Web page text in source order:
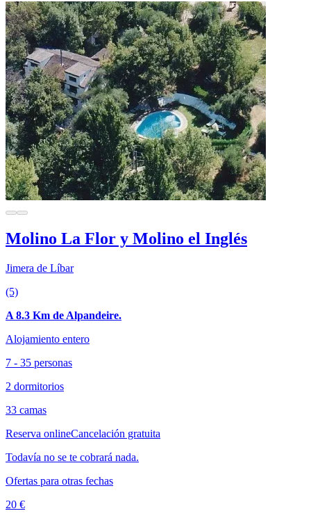
Molino La Flor y Molino el Inglés
Jimera de Líbar
(5)
A 8.3 Km de Alpandeire.
Alojamiento entero
7 - 35 personas
2 dormitorios
33 camas
Reserva onlineCancelación gratuita
Todavía no se te cobrará nada.
Ofertas para otras fechas
20 €